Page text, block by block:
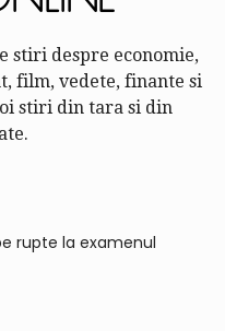
stiri despre economie,
film, vedete, finante si
stiri din tara si din
rupte la examenul